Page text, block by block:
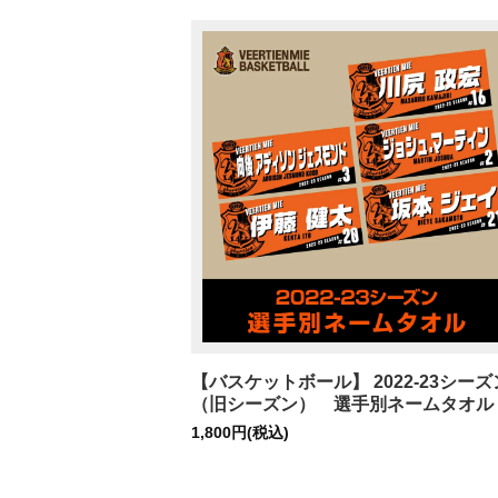
【バスケットボール】 2022-23シーズ
（旧シーズン） 選手別ネームタオル
1,800円(税込)